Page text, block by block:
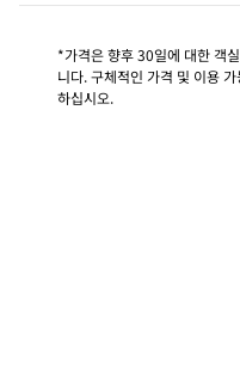
*가격은 향후 30일에 대한 객
니다. 구체적인 가격 및 이용
하십시오.